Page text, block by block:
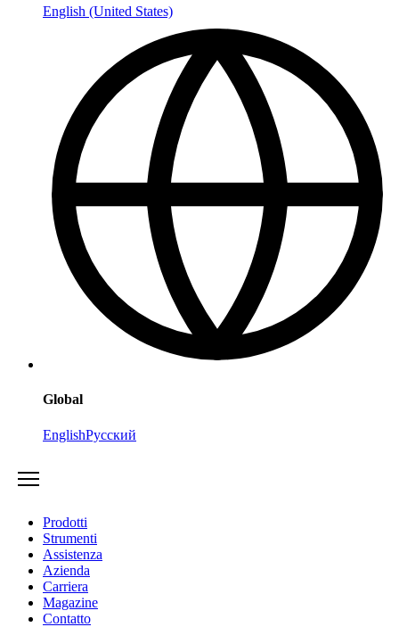
English (United States)
Global
EnglishРусский
Prodotti
Strumenti
Assistenza
Azienda
Carriera
Magazine
Contatto